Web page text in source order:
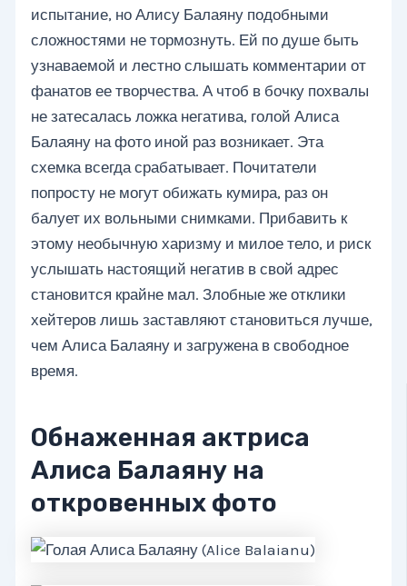
испытание, но Алису Балаяну подобными
сложностями не тормознуть. Ей по душе быть
узнаваемой и лестно слышать комментарии от
фанатов ее творчества. А чтоб в бочку похвалы
не затесалась ложка негатива, голой Алиса
Балаяну на фото иной раз возникает. Эта
схемка всегда срабатывает. Почитатели
попросту не могут обижать кумира, раз он
балует их вольными снимками. Прибавить к
этому необычную харизму и милое тело, и риск
услышать настоящий негатив в свой адрес
становится крайне мал. Злобные же отклики
хейтеров лишь заставляют становиться лучше,
чем Алиса Балаяну и загружена в свободное
время.
Обнаженная актриса
Алиса Балаяну на
откровенных фото